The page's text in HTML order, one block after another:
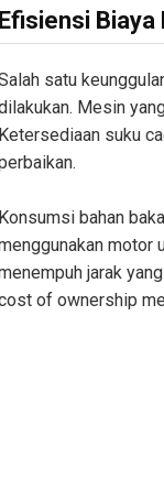
Efisiensi Biaya
satu
Mesin
Ketersediaan suku
Konsumsi bahan
motor
jarak
of ownership